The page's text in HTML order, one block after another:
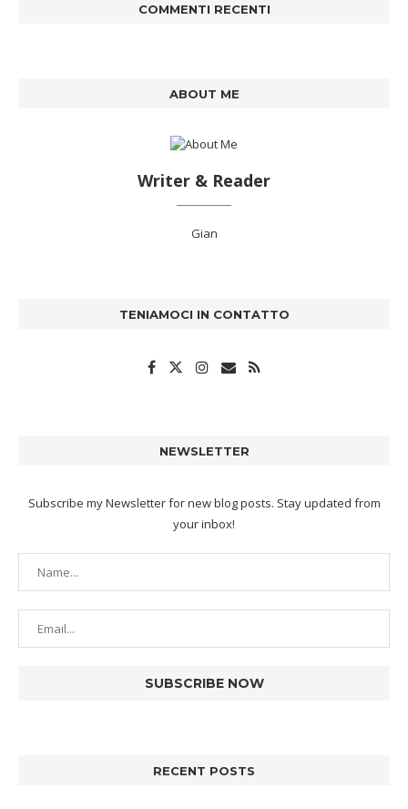
COMMENTI RECENTI
ABOUT ME
Writer & Reader
Gian
TENIAMOCI IN CONTATTO
NEWSLETTER
Subscribe my Newsletter for new blog posts. Stay updated from
your inbox!
RECENT POSTS